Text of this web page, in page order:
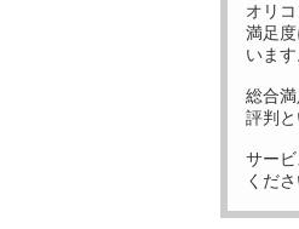
オリ
満足
います
総合
評判
サー
くださ